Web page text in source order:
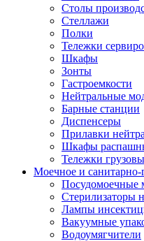
Столы
Стеллажи
Полки
Тележки
Шкафы
Зонты
Гастроемкости
Нейтральные
Барные станции
Диспенсеры
Прилавки
Шкафы
Тележки
Моечное и санитарно-
Стерилизаторы
Лампы
Вакуумные
Водоумягчители